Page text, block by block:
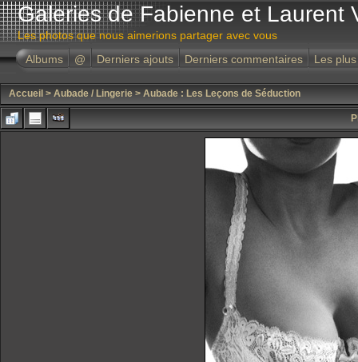
Galeries de Fabienne et Laurent
Les photos que nous aimerions partager avec vous
Albums
@ Derniers ajouts Derniers commentaires Les
Accueil > Aubade / Lingerie > Aubade : Les Leçons de Séduction